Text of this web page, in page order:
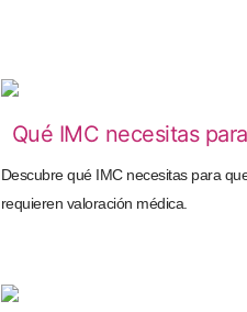
Qué IMC necesitas
Descubre qué IMC necesitas para
requieren valoración médica.